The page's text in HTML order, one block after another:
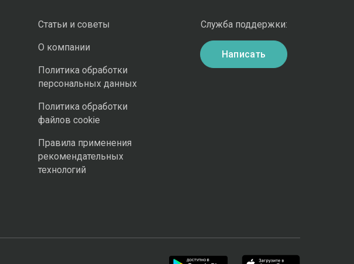
Статьи и советы
О компании
Политика обработки
персональных данных
Политика обработки
файлов cookie
Правила применения
рекомендательных
технологий
Служба поддержки:
Написать